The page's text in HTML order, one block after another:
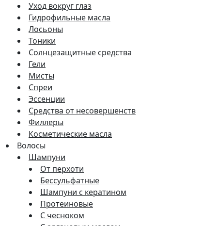
Уход вокруг глаз
Гидрофильные масла
Лосьоны
Тоники
Солнцезащитные средства
Гели
Мисты
Спреи
Эссенции
Средства от несовершенств
Филлеры
Косметические масла
Волосы
Шампуни
От перхоти
Бессульфатные
Шампуни с кератином
Протеиновые
С чесноком